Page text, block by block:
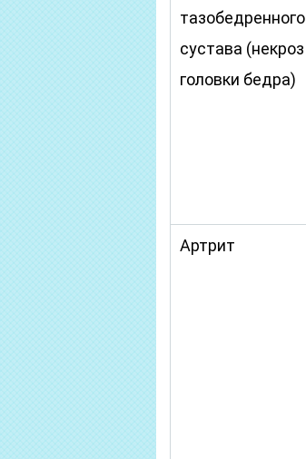
тазобедренного
сустава (некроз
головки бедра)
Артрит